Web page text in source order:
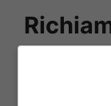
Salute